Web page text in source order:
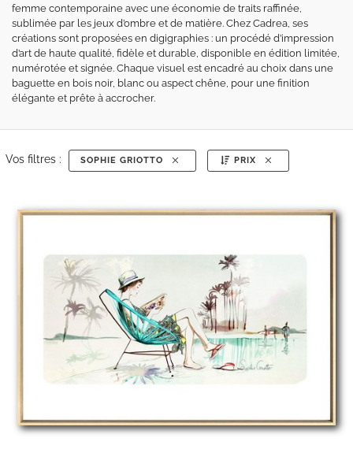
femme contemporaine avec une économie de traits raffinée,
sublimée par les jeux d’ombre et de matière. Chez Cadrea, ses
créations sont proposées en digigraphies : un procédé d’impression
d’art de haute qualité, fidèle et durable, disponible en édition limitée,
numérotée et signée. Chaque visuel est encadré au choix dans une
baguette en bois noir, blanc ou aspect chêne, pour une finition
élégante et prête à accrocher.
Vos filtres : SOPHIE GRIOTTO PRIX